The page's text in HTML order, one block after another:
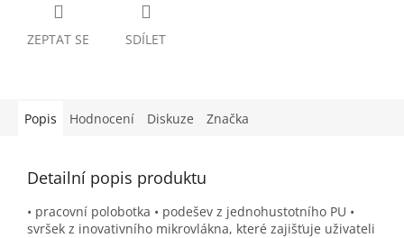
ZEPTAT SE SDÍLET
Popis Hodnocení Diskuze Značka
Detailní popis produktu
• pracovní polobotka • podešev z jednohustotního PU •
svršek z inovativního mikrovlákna, které zajišťuje uživateli